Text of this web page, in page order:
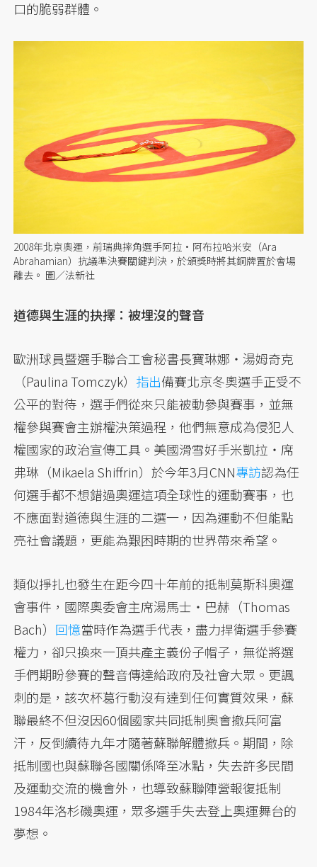
口的脆弱群體。
2008年北京奧運，前瑞典摔角選手阿拉·阿布拉哈米安（Ara
Abrahamian）抗議準決賽關鍵判決，於頒獎時將其銅牌置於會場
離去。 圖／法新社
道德與生涯的抉擇：被埋沒的聲音
歐洲球員暨選手聯合工會秘書長寶琳娜・湯姆奇克
（Paulina Tomczyk） 指出備賽北京冬奧選手正受不
公平的對待，選手們從來只能被動參與賽事，並無
權參與賽會主辦權決策過程，他們無意成為侵犯人
權國家的政治宣傳工具。美國滑雪好手米凱拉・席
弗琳（Mikaela Shiffrin）於今年3月CNN專訪認為任
何選手都不想錯過奧運這項全球性的運動賽事，也
不應面對道德與生涯的二選一，因為運動不但能點
亮社會議題，更能為艱困時期的世界帶來希望。
類似掙扎也發生在距今四十年前的抵制莫斯科奧運
會事件，國際奧委會主席湯馬士・巴赫（Thomas
Bach） 回憶當時作為選手代表，盡力捍衛選手參賽
權力，卻只換來一頂共產主義份子帽子，無從將選
手們期盼參賽的聲音傳達給政府及社會大眾。更諷
刺的是，該次杯葛行動沒有達到任何實質效果，蘇
聯最終不但沒因60個國家共同抵制奧會撤兵阿富
汗，反倒續待九年才隨著蘇聯解體撤兵。期間，除
抵制國也與蘇聯各國關係降至冰點，失去許多民間
及運動交流的機會外，也導致蘇聯陣營報復抵制
1984年洛杉磯奧運，眾多選手失去登上奧運舞台的
夢想。